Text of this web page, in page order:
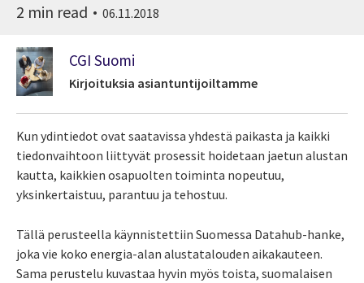
2 min read 06.11.2018
CGI Suomi
Kirjoituksia asiantuntijoiltamme
Kun ydintiedot ovat saatavissa yhdestä paikasta ja kaikki
tiedonvaihtoon liittyvät prosessit hoidetaan jaetun alustan
kautta, kaikkien osapuolten toiminta nopeutuu,
yksinkertaistuu, parantuu ja tehostuu.
Tällä perusteella käynnistettiin Suomessa Datahub-hanke,
joka vie koko energia-alan alustatalouden aikakauteen.
Sama perustelu kuvastaa hyvin myös toista, suomalaisen